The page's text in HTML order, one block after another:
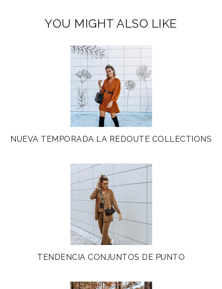
YOU MIGHT ALSO LIKE
NUEVA TEMPORADA LA REDOUTE COLLECTIONS
TENDENCIA CONJUNTOS DE PUNTO